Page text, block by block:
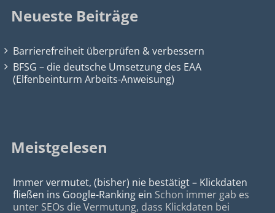
Neueste Beiträge
Barrierefreiheit überprüfen & verbessern
BFSG – die deutsche Umsetzung des EAA
(Elfenbeinturm Arbeits-Anweisung)
Meistgelesen
Immer vermutet, (bisher) nie bestätigt – Klickdaten
fließen ins Google-Ranking ein Schon immer gab es
unter SEOs die Vermutung, dass Klickdaten bei